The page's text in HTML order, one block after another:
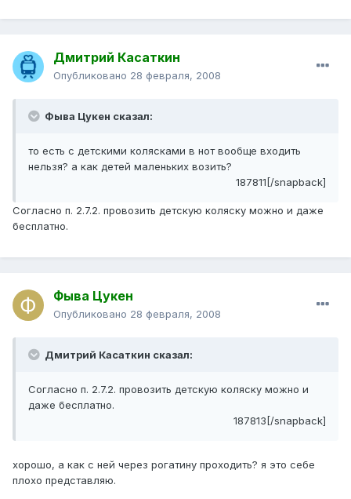
Дмитрий Касаткин
Опубликовано 28 февраля, 2008
Фыва Цукен сказал:
то есть с детскими колясками в нот вообще входить
нельзя? а как детей маленьких возить?
187811[/snapback]
Согласно п. 2.7.2. провозить детскую коляску можно и даже
бесплатно.
Фыва Цукен
Опубликовано 28 февраля, 2008
Дмитрий Касаткин сказал:
Согласно п. 2.7.2. провозить детскую коляску можно и
даже бесплатно.
187813[/snapback]
хорошо, а как с ней через рогатину проходить? я это себе
плохо представляю.